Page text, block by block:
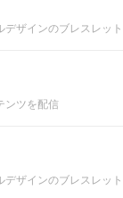
デザインのブレスレッ
ンツを配信
デザインのブレスレッ